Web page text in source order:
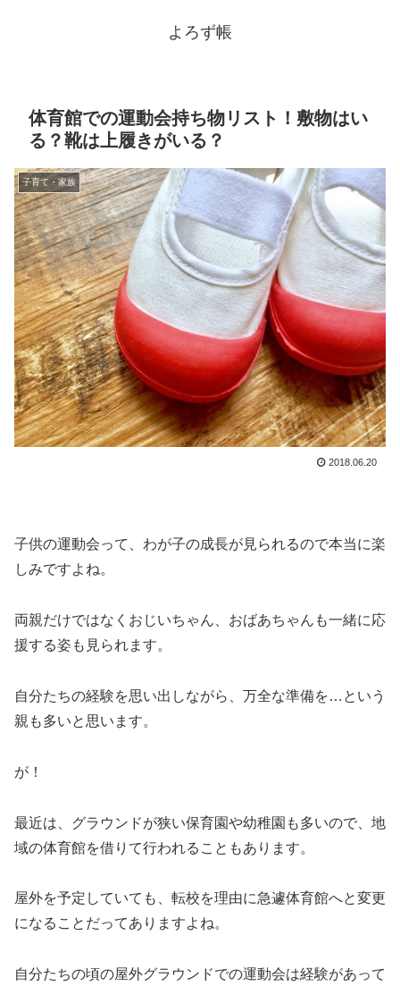
よろず帳
体育館での運動会持ち物リスト！敷物はい
る？靴は上履きがいる？
子育て・家族
2018.06.20
子供の運動会って、わが子の成長が見られるので本当に楽
しみですよね。
両親だけではなくおじいちゃん、おばあちゃんも一緒に応
援する姿も見られます。
自分たちの経験を思い出しながら、万全な準備を…という
親も多いと思います。
が！
最近は、グラウンドが狭い保育園や幼稚園も多いので、地
域の体育館を借りて行われることもあります。
屋外を予定していても、転校を理由に急遽体育館へと変更
になることだってありますよね。
自分たちの頃の屋外グラウンドでの運動会は経験があって